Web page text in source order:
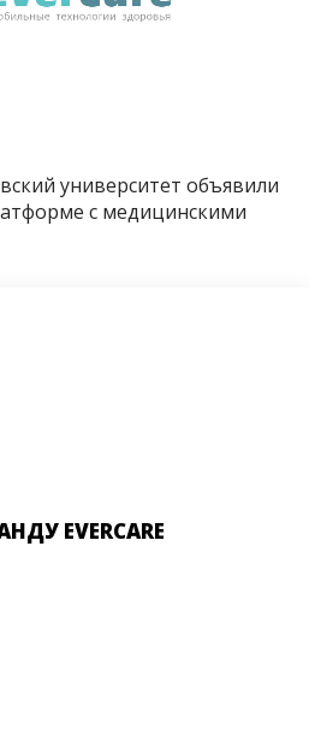
университет объявили
с медицинскими
EVERCARE